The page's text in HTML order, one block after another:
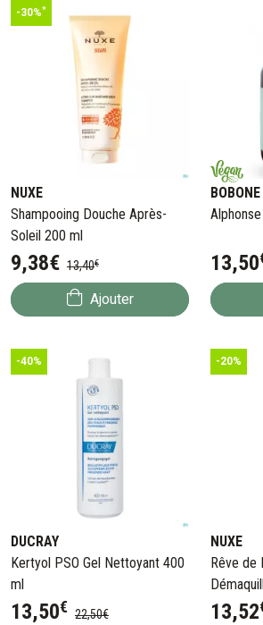
-30%*
NUXE
Shampooing Douche Après-
Soleil 200 ml
9,38€ 13,40€
Ajouter
BOBONE
13,50
-40%
DUCRAY
Kertyol PSO Gel Nettoyant 400
ml
13,50€ 22,50€
-20%
NUXE
Rêve de
13,52